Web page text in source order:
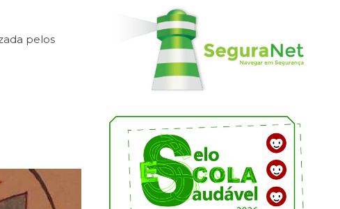
pelos